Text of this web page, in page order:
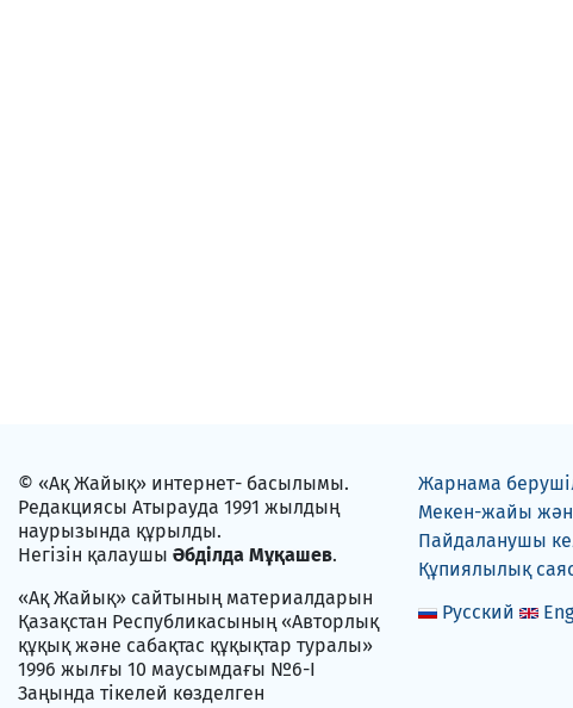
© «Ақ Жайық» интернет- басылымы.
Редакциясы Атырауда 1991 жылдың
наурызында құрылды.
Негізін қалаушы Әбділда Мұқашев.
«Ақ Жайық» сайтының материалдарын
Қазақстан Республикасының «Авторлық
құқық және сабақтас құқықтар туралы»
1996 жылғы 10 маусымдағы №6-I
Заңында тікелей көзделген
Жарнама
Мекен-жайы
Пайдаланушы
Құпиялылық
Русский